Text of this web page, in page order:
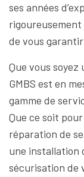
ses années
de vous
Que vous
GMBS est en
gamme de
Que ce soit
réparation de
une installation
sécurisation de